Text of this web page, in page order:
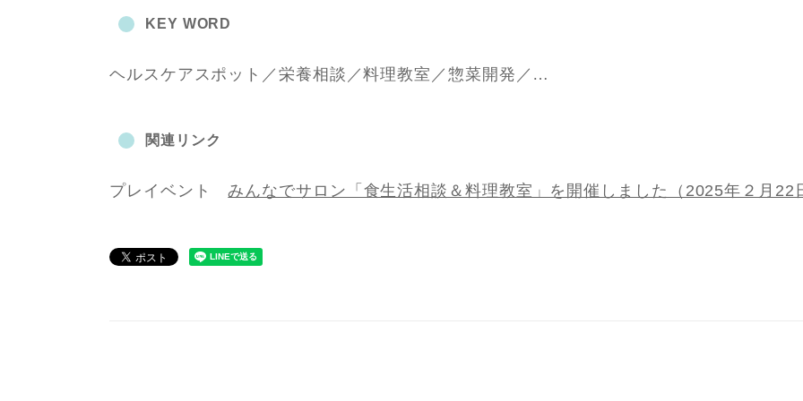
KEY WORD
ヘルスケアスポット／栄養相談／料理教室／惣菜開発／…
関連リンク
プレイベントみんなでサロン「食生活相談＆料理教室」を開催しました（2025年２月22